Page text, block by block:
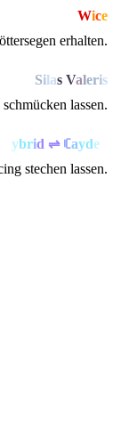
Wice
erhalten.
Silas Valeris
lassen.
ybrid ⇌ ꏸayde
stechen lassen.